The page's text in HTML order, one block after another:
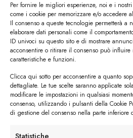
Per fornire le migliori esperienze, noi e i
come i cookie per memorizzare e/o accedere
Il consenso a queste tecnologie permetterà a
elaborare dati personali come il
ID univoci su questo sito e di mostrare
acconsentire o ritirare il consenso può
caratteristiche e funzioni.
Clicca qui sotto per acconsentire a quanto
dettagliate. Le tue scelte saranno applicate
modificare le impostazioni in qualsiasi
consenso, utilizzando i pulsanti della Cookie
di gestione del consenso nella parte inferiore
La Derby è concepita per
business e si presenta in
platform in camoscio,brogue
suola in gomma
Scarpe sportive